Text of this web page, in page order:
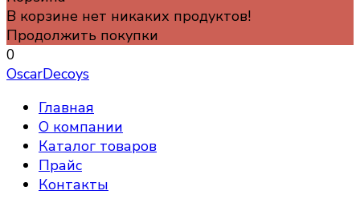
В корзине нет никаких продуктов!
Продолжить покупки
0
OscarDecoys
Главная
О компании
Каталог товаров
Прайс
Контакты